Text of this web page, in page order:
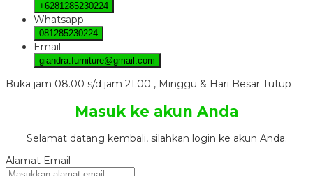
+6281285230224
Whatsapp
081285230224
Email
giandra.furniture@gmail.com
Buka jam 08.00 s/d jam 21.00 , Minggu & Hari Besar Tutup
Masuk ke akun Anda
Selamat datang kembali, silahkan login ke akun Anda.
Alamat Email